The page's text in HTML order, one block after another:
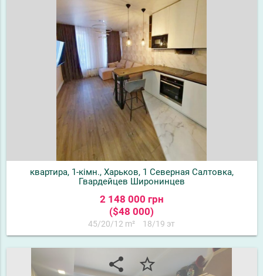
квартира, 1-кімн., Харьков, 1 Северная Салтовка,
Гвардейцев Широнинцев
2 148 000 грн
($48 000)
45/20/12 m² 18/19 эт
share star_border